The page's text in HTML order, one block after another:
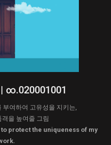
∞.020001001
여하여 고유성을 지키는,
을 높여줄 그림
protect the uniqueness of my